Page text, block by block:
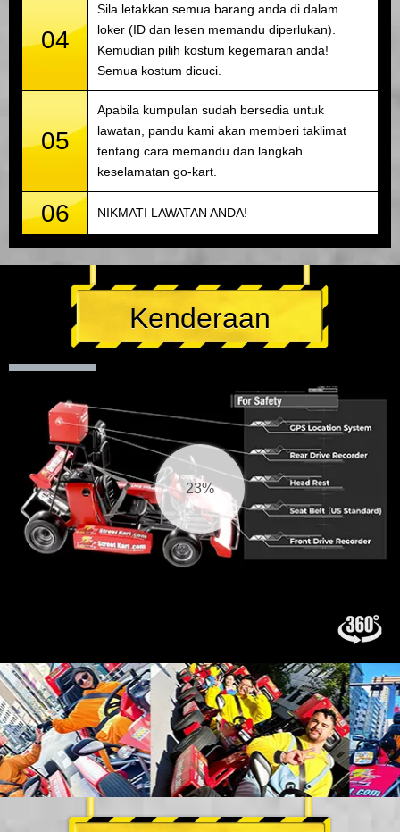
04
Sila letakkan semua barang anda di dalam
loker (ID dan lesen memandu diperlukan).
Kemudian pilih kostum kegemaran anda!
Semua kostum dicuci.
05
Apabila kumpulan sudah bersedia untuk
lawatan, pandu kami akan memberi taklimat
tentang cara memandu dan langkah
keselamatan go-kart.
06 NIKMATI LAWATAN ANDA!
Kenderaan
23%